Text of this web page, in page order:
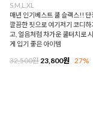
S,M,L,XL
매년 인기베스트 쿨 슬랙스!! 단
깔끔한 핏으로 여기저기 코디하
고, 얼음처럼 차가운 쿨터치로
게 입기 좋은 아이템
32,500원 23,800원 27%